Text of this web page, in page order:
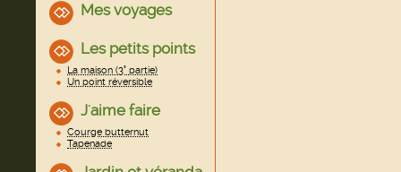
Mes voyages
Les petits points
La maison (3° partie)
Un point réversible
J'aime faire
Courge butternut
Tapenade